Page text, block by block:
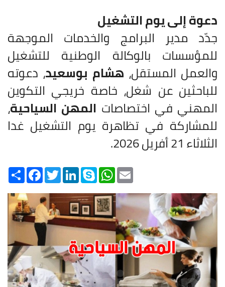
دعوة إلى يوم التشغيل
جدّد مدير البرامج والخدمات الموجهة
للمؤسسات بالوكالة الوطنية للتشغيل
والعمل المستقل، هشام بوسعيد، دعوته
للباحثين عن شغل، خاصة خريجي التكوين
المهني في اختصاصات المهن السياحية،
للمشاركة في تظاهرة يوم التشغيل غدا
الثلاثاء 21 أفريل 2026.
Share
FacebookTwitterLinkedInSkype
WhatsAppEmail